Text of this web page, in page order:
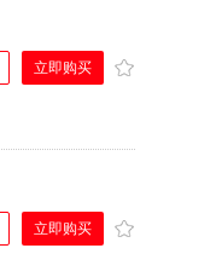
立即购买
立即购买